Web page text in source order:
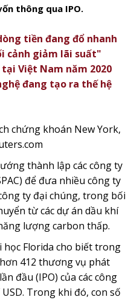
thông qua IPO.
tiền đang đổ nhanh
cảnh giảm lãi suất"
Việt Nam năm 2020
đang tạo ra thế hệ
chứng khoán New York,
thành lập các công ty
để đưa nhiều công ty
ty đại chúng, trong bối
từ các dự án dầu khí
lượng carbon thấp.
học Florida cho biết trong
412 thương vụ phát
đầu (IPO) của các công
Trong khi đó, con số